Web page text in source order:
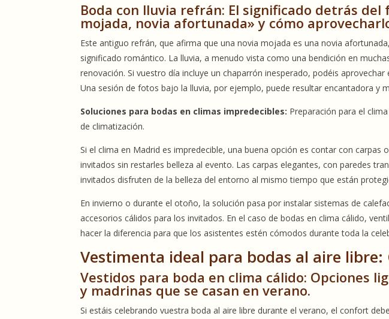
Boda con lluvia refrán: El significado detrás
mojada, novia afortunada» y cómo
Este antiguo refrán, que afirma que una novia mojada es una novia
significado romántico. La lluvia, a menudo vista como una bendición en
renovación. Si vuestro día incluye un chaparrón inesperado, podéis
Una sesión de fotos bajo la lluvia, por ejemplo, puede resultar encantadora y
Soluciones para bodas en climas impredecibles: Preparación para el
de climatización.
Si el clima en Madrid es impredecible, una buena opción es contar con carpas
invitados sin restarles belleza al evento. Las carpas elegantes, con paredes
invitados disfruten de la belleza del entorno al mismo tiempo que están
En invierno o durante el otoño, la solución pasa por instalar sistemas de
accesorios cálidos para los invitados. En el caso de bodas en clima cálido,
hacer la diferencia para que los asistentes estén cómodos durante toda la
Vestimenta ideal para bodas al aire
Vestidos para boda en clima cálido: Opciones
y madrinas que se casan en verano.
Si estáis celebrando vuestra boda al aire libre durante el verano, el confort